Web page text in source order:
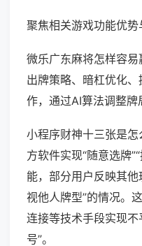
聚焦相关游戏功能优势
微乐广东麻将怎样容
出牌策略、暗杠优化
作，通过AI算法调整牌
小程序财神十三张是
方软件实现“随意选牌
能，部分用户反映其他
视他人牌型”的情况。
连接等技术手段实现不
号”。